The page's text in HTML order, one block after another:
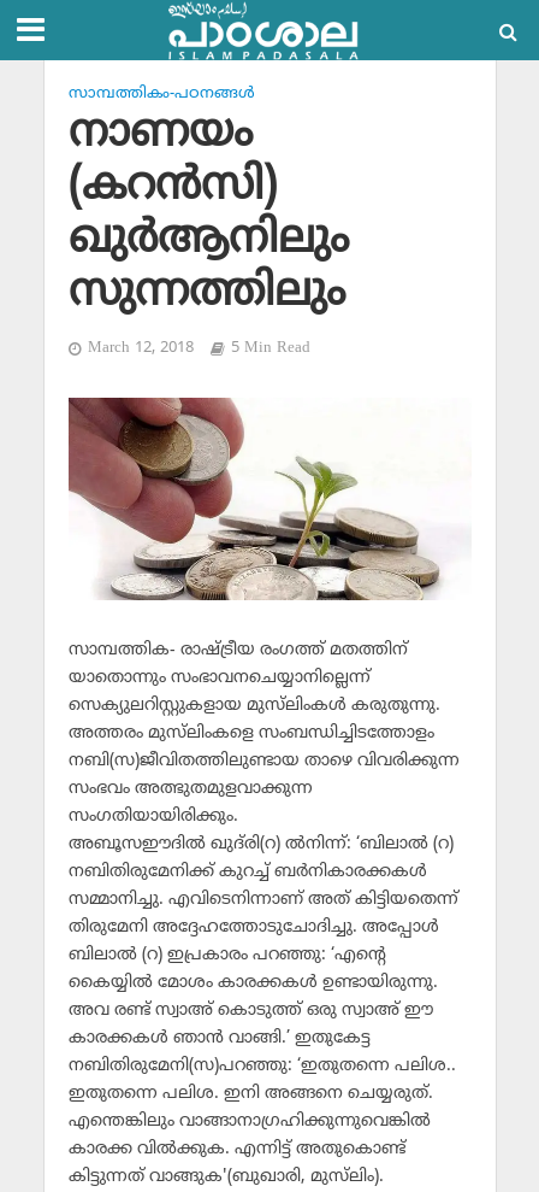
സാമ്പത്തികം-പഠനങ്ങള്‍
നാണയം
(കറന്‍സി)
ഖുര്‍ആനിലും
സുന്നത്തിലും
March 12, 2018 5 Min Read
സാമ്പത്തിക- രാഷ്ട്രീയ രംഗത്ത് മതത്തിന്
യാതൊന്നും സംഭാവനചെയ്യാനില്ലെന്ന്
സെക്യുലറിസ്റ്റുകളായ മുസ്‌ലിംകള്‍ കരുതുന്നു.
അത്തരം മുസ്‌ലിംകളെ സംബന്ധിച്ചിടത്തോളം
നബി(സ)ജീവിതത്തിലുണ്ടായ താഴെ വിവരിക്കുന്ന
സംഭവം അത്ഭുതമുളവാക്കുന്ന
സംഗതിയായിരിക്കും.
അബൂസഈദില്‍ ഖുദ്‌രി(റ) ല്‍നിന്ന്: ‘ബിലാല്‍ (റ)
നബിതിരുമേനിക്ക് കുറച്ച് ബര്‍നികാരക്കകള്‍
സമ്മാനിച്ചു. എവിടെനിന്നാണ് അത് കിട്ടിയതെന്ന്
തിരുമേനി അദ്ദേഹത്തോടുചോദിച്ചു. അപ്പോള്‍
ബിലാല്‍ (റ) ഇപ്രകാരം പറഞ്ഞു: ‘എന്റെ
കൈയ്യില്‍ മോശം കാരക്കകള്‍ ഉണ്ടായിരുന്നു.
അവ രണ്ട് സ്വാഅ് കൊടുത്ത് ഒരു സ്വാഅ് ഈ
കാരക്കകള്‍ ഞാന്‍ വാങ്ങി.’ ഇതുകേട്ട
നബിതിരുമേനി(സ)പറഞ്ഞു: ‘ഇതുതന്നെ പലിശ..
ഇതുതന്നെ പലിശ. ഇനി അങ്ങനെ ചെയ്യരുത്.
എന്തെങ്കിലും വാങ്ങാനാഗ്രഹിക്കുന്നുവെങ്കില്‍
കാരക്ക വില്‍ക്കുക. എന്നിട്ട് അതുകൊണ്ട്
കിട്ടുന്നത് വാങ്ങുക'(ബുഖാരി, മുസ്‌ലിം).